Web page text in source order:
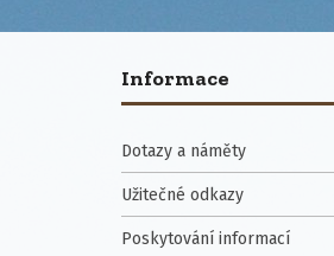
Informace
Dotazy a náměty
Užitečné odkazy
Poskytování informací